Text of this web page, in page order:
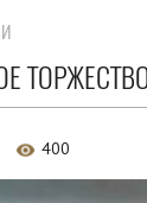
400